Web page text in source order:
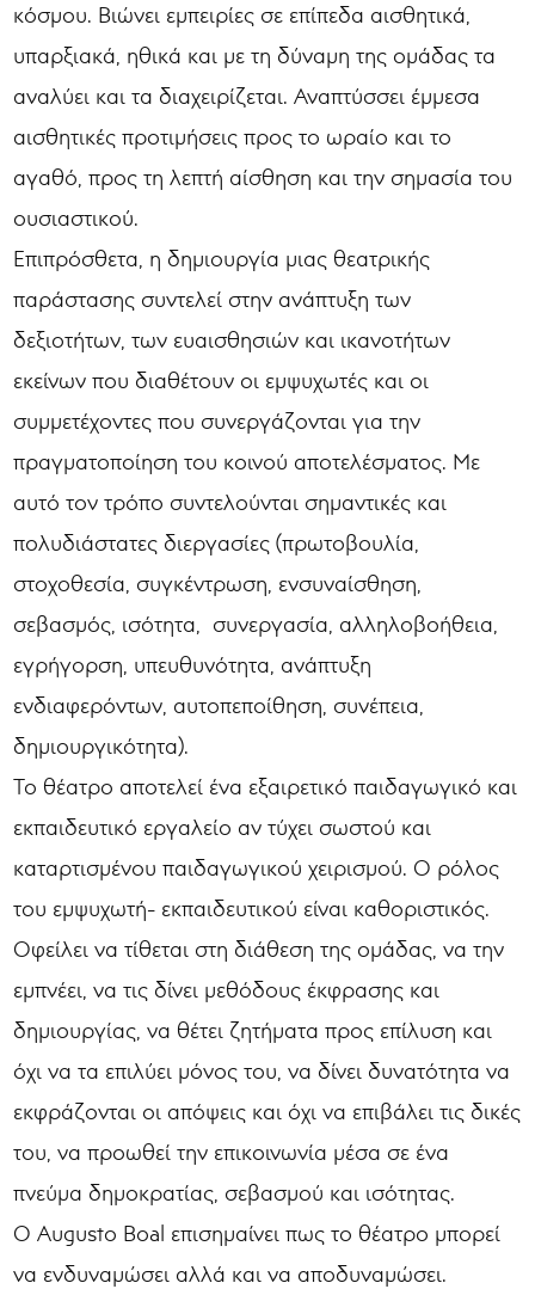
κόσμου. Βιώνει εμπειρίες σε επίπεδα αισθητικά,
υπαρξιακά, ηθικά και με τη δύναμη της ομάδας τα
αναλύει και τα διαχειρίζεται. Αναπτύσσει έμμεσα
αισθητικές προτιμήσεις προς το ωραίο και το
αγαθό, προς τη λεπτή αίσθηση και την σημασία του
ουσιαστικού.
Επιπρόσθετα, η δημιουργία μιας θεατρικής
παράστασης συντελεί στην ανάπτυξη των
δεξιοτήτων, των ευαισθησιών και ικανοτήτων
εκείνων που διαθέτουν οι εμψυχωτές και οι
συμμετέχοντες που συνεργάζονται για την
πραγματοποίηση του κοινού αποτελέσματος. Με
αυτό τον τρόπο συντελούνται σημαντικές και
πολυδιάστατες διεργασίες (πρωτοβουλία,
στοχοθεσία, συγκέντρωση, ενσυναίσθηση,
σεβασμός, ισότητα, συνεργασία, αλληλοβοήθεια,
εγρήγορση, υπευθυνότητα, ανάπτυξη
ενδιαφερόντων, αυτοπεποίθηση, συνέπεια,
δημιουργικότητα).
Το θέατρο αποτελεί ένα εξαιρετικό παιδαγωγικό και
εκπαιδευτικό εργαλείο αν τύχει σωστού και
καταρτισμένου παιδαγωγικού χειρισμού. Ο ρόλος
του εμψυχωτή- εκπαιδευτικού είναι καθοριστικός.
Οφείλει να τίθεται στη διάθεση της ομάδας, να την
εμπνέει, να τις δίνει μεθόδους έκφρασης και
δημιουργίας, να θέτει ζητήματα προς επίλυση και
όχι να τα επιλύει μόνος του, να δίνει δυνατότητα να
εκφράζονται οι απόψεις και όχι να επιβάλει τις δικές
του, να προωθεί την επικοινωνία μέσα σε ένα
πνεύμα δημοκρατίας, σεβασμού και ισότητας.
Ο Augusto Boal επισημαίνει πως το θέατρο μπορεί
να ενδυναμώσει αλλά και να αποδυναμώσει.